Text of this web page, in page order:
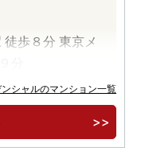
徒歩８分 東京メ
分
する環境
イン
シャルのマンション一覧